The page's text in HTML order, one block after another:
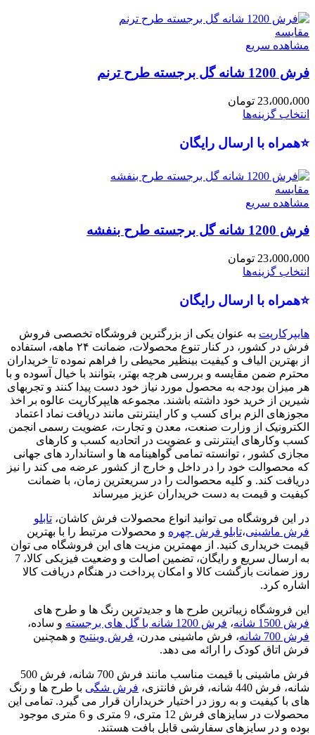
مقایسه
مشاهده سریع
فرش 1200 شانه گل برجسته طرح ترنم
23،000،000 تومان
انتخاب گزینه‌ها
⭐همراه با ارسال رایگان
مقایسه
مشاهده سریع
فرش 1200 شانه گل برجسته طرح بنفشه
23،000،000 تومان
انتخاب گزینه‌ها
⭐همراه با ارسال رایگان
هایپرکارپت به عنوان یکی از بزرگترین فروشگاه تخصصی فروش
فرش در کشور، در کنار تنوع محصولات، ضمانت ۲۴ ماهه، استفاده
از بهترین الیاف و کیفیت بینظیر محیطی را فراهم نموده تا خریداران
محترم ضمن مقایسه و بررسی هرچه بهتر، بتوانند با خیال آسوده و با
هر میزان بودجه به محصول مورد نیاز خود دست پیدا کنند و تجربهای
شیرین از خرید خود داشته باشند. مجموعه هایپرکارپت عالوه بر اخذ
مجوزهای الزم برای کسب و کار اینترنتی مانند دریافت نماد اعتماد
الکترونیک از وزارت صنعت، معدن و تجارت، عضویت رسمی انجمن
کسب وکارهای اینترنتی و عضویت در اتحادیه کسب و کارهای
مجازی کشور ، توانسته تمامی گواهینامه ها و استاندارد های جهانی
که محصوالت خود را در داخل و خارج از کشور عرضه می کند را نیز
دریافت کند. و کلیه محصوالت را در سریعترین زمان، با ضمانت
کیفیت و قیمت به دست خریداران عزیز میرساند
در این فروشگاه می توانید انواع محصولات فرش کاشان، تابلو
فرش ماشینی،تابلو فرش چهره و محصولات مرتبط را با بهترین
قیمت خریداری کنید. از مهمترین مزیت های این فروشگاه می توان
به ارسال سریع و رایگان، تضمین اصالت و وضعیت فیزیکی کالا، 7
روز ضمانت بازگشت کالا و امکان پرداخت در هنگام دریافت کالا
اشاره کرد.
این فروشگاه زیباترین طرح ها و جدیدترین رنگ ها و طرح های
فرش 1500 شانه
، فرش 1200 شانه با گل های برجسته
و ساده،
فرش 700 شانه
، فرش ماشینی مدرن، فرش وینتیج و همچنین
فرش اتاق کودک را ارائه می دهد.
فرش ماشینی با قیمت مناسب مانند فرش 700 شانه، فرش 500
شانه، فرش 440 شانه، فرش فانتزی،
فرش شگی با طرح ها و رنگ
های با کیفیت و به روز در اختیار خریداران قرار می گیرد. تمامی این
محصولات در سایزهای فرش 12 متری، 9 متری و 6 متری موجود
بوده و در سایزهای سفارشی قابل بافت هستند.